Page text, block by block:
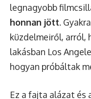
legnagyobb
honnan jött.
küzdelmeiről, arról,
lakásban Los
hogyan próbáltak
Ez a fajta alázat és